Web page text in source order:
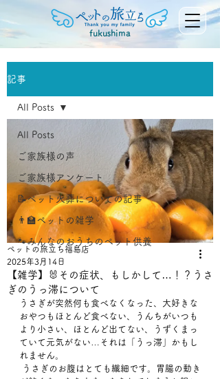
fukushima
記事
All Posts
ご家族様の声
ご家族様アンケート
📝ペット火葬についての記事
👨‍🏫ペットの雑学
🐾みんなのおうちのペット供養
All Posts
【雑学】🐰その症状、もしかして…！？うさ
ぎのうっ滞について
ペットの旅立ち福島店
2025年3月14日
うさぎが突然何も食べなくなった、大好きな
おやつもほとんど食べない、うんちがいつも
より小さい、ほとんど出てない、うずくまっ
ていて元気がない…それは「うっ滞」かもし
れません。